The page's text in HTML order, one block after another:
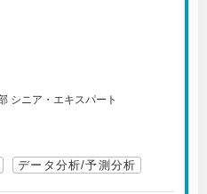
シニア・エキスパート
データ分析/予測分析